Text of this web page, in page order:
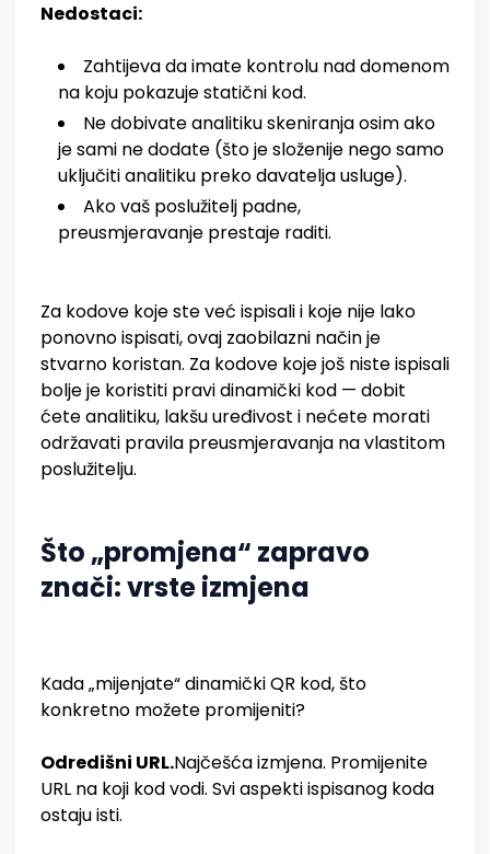
Nedostaci:
Zahtijeva da imate kontrolu nad domenom
na koju pokazuje statični kod.
Ne dobivate analitiku skeniranja osim ako
je sami ne dodate (što je složenije nego samo
uključiti analitiku preko davatelja usluge).
Ako vaš poslužitelj padne,
preusmjeravanje prestaje raditi.
Za kodove koje ste već ispisali i koje nije lako
ponovno ispisati, ovaj zaobilazni način je
stvarno koristan. Za kodove koje još niste ispisali
bolje je koristiti pravi dinamički kod — dobit
ćete analitiku, lakšu uređivost i nećete morati
održavati pravila preusmjeravanja na vlastitom
poslužitelju.
Što „promjena“ zapravo
znači: vrste izmjena
Kada „mijenjate“ dinamički QR kod, što
konkretno možete promijeniti?
Odredišni URL.Najčešća izmjena. Promijenite
URL na koji kod vodi. Svi aspekti ispisanog koda
ostaju isti.